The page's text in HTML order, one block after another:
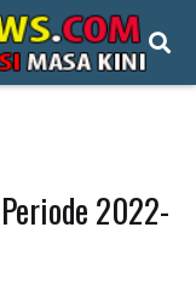
2022-